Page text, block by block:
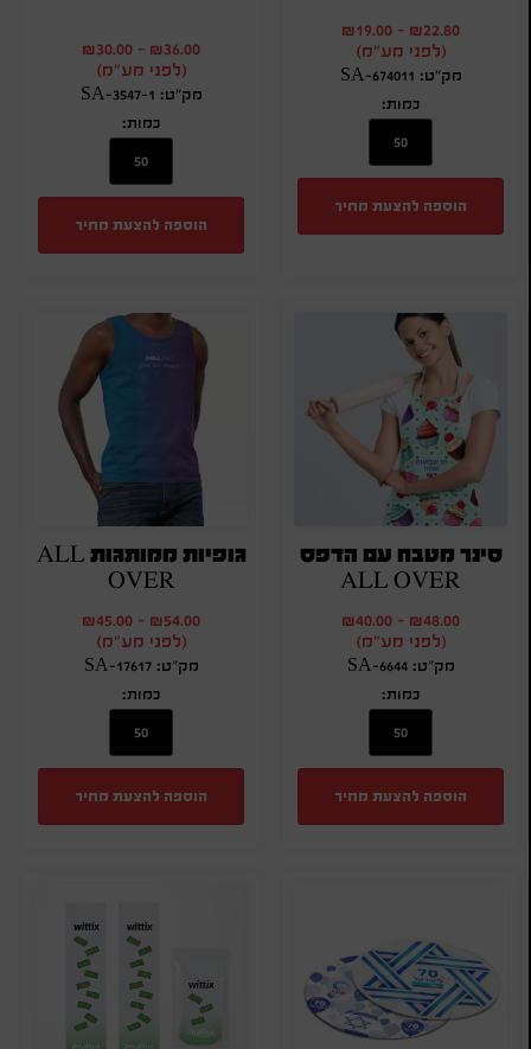
₪22.80
-
₪19.00
(לפני מע"מ)
מק"ט: SA-674011
כמות:
הוספה להצעת מחיר
₪36.00
-
₪30.00
(לפני מע"מ)
מק"ט: SA-3547-1
כמות:
הוספה להצעת מחיר
סינר מטבח עם הדפס
ALL OVER
₪48.00
-
₪40.00
(לפני מע"מ)
מק"ט: SA-6644
כמות:
הוספה להצעת מחיר
גופיות ממותגות ALL
OVER
₪54.00
-
₪45.00
(לפני מע"מ)
מק"ט: SA-17617
כמות:
הוספה להצעת מחיר